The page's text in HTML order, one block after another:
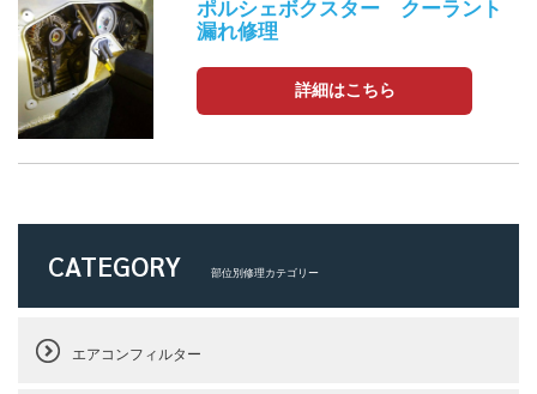
ポルシェボクスター クーラント
漏れ修理
詳細はこちら
CATEGORY 部位別修理カテゴリー
エアコンフィルター